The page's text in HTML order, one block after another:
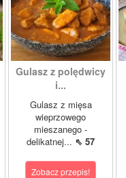
Gulasz z polędwicy
i...
Gulasz z mięsa
wieprzowego
mieszanego -
delikatnej... ⇖ 57
Zobacz przepis!